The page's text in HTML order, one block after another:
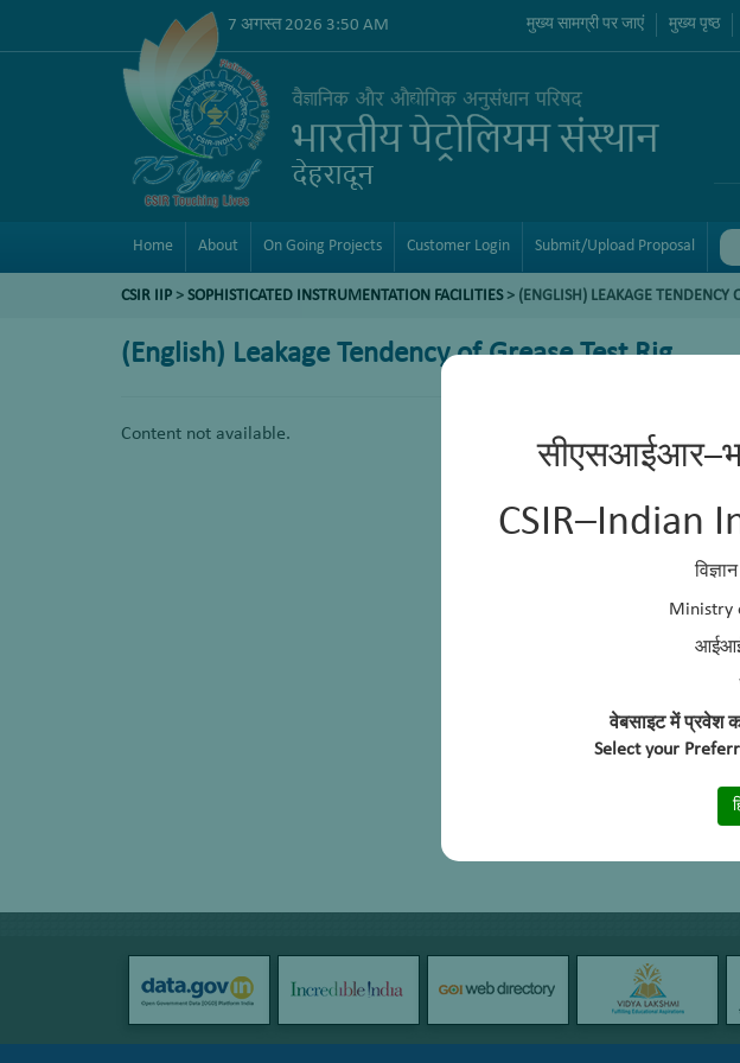
CSIR–Indian
Ministry
वेबसाइट में प्रवेश
Select your
7 अगस्त 2026 3:50 AM मुख्य सामग्री पर जाएं मुख्य पृष्ठ
Home About On Going Projects Customer Login Submit/Upload Proposal
CSIR IIP > SOPHISTICATED INSTRUMENTATION FACILITIES> (ENGLISH) LEAKAGE TENDENCY
(English) Leakage Tendency of Grease Test Rig
Content not available.